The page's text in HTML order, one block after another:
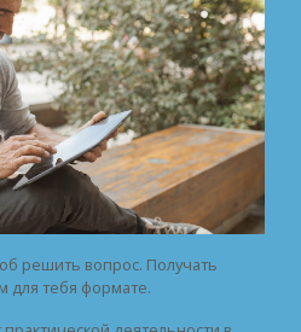
решить вопрос. Получать
для тебя формате.